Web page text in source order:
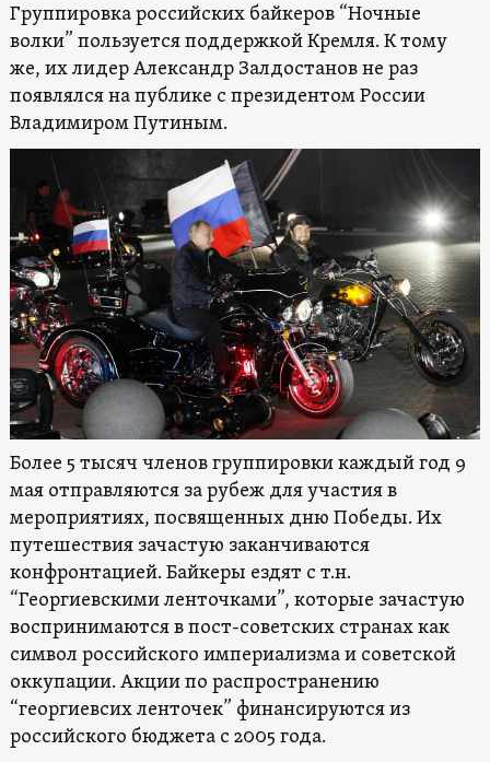
Группировка российских байкеров “Ночные
волки” пользуется поддержкой Кремля. К тому
же, их лидер Александр Залдостанов не раз
появлялся на публике с президентом России
Владимиром Путиным.
Более 5 тысяч членов группировки каждый год 9
мая отправляются за рубеж для участия в
мероприятиях, посвященных дню Победы. Их
путешествия зачастую заканчиваются
конфронтацией. Байкеры ездят с т.н.
“Георгиевскими ленточками”, которые зачастую
воспринимаются в пост-советских странах как
символ российского империализма и советской
оккупации. Акции по распространению
“георгиевсих ленточек” финансируются из
российского бюджета с 2005 года.